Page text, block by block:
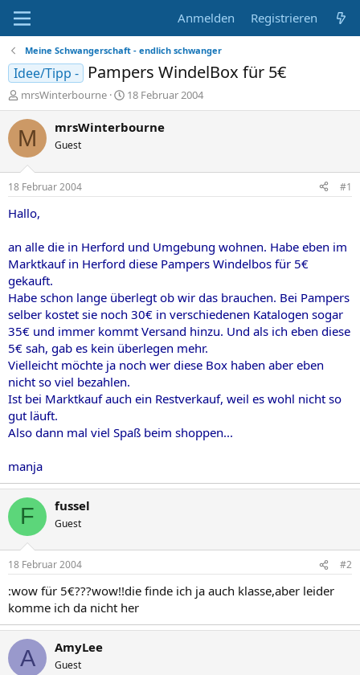
Anmelden Registrieren
Meine Schwangerschaft - endlich schwanger
Idee/Tipp - Pampers WindelBox für 5€
E
r
s
t
e
r
mrsWinterbourne
E
r
s
t
18 Februar 2004
M mrsWinterbourne
Guest
18 Februar 2004 #1
Hallo,
an alle die in Herford und Umgebung wohnen. Habe eben im
Marktkauf in Herford diese Pampers Windelbos für 5€
gekauft.
Habe schon lange überlegt ob wir das brauchen. Bei Pampers
selber kostet sie noch 30€ in verschiedenen Katalogen sogar
35€ und immer kommt Versand hinzu. Und als ich eben diese
5€ sah, gab es kein überlegen mehr.
Vielleicht möchte ja noch wer diese Box haben aber eben
nicht so viel bezahlen.
Ist bei Marktkauf auch ein Restverkauf, weil es wohl nicht so
gut läuft.
Also dann mal viel Spaß beim shoppen...
manja
F fussel
Guest
18 Februar 2004 #2
:wow für 5€???wow!!die finde ich ja auch klasse,aber leider
komme ich da nicht her
A AmyLee
Guest